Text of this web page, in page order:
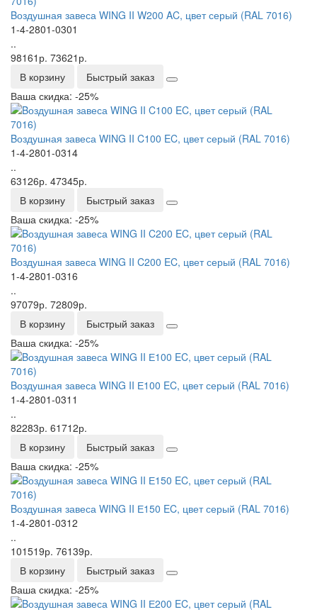
Bоздушная завеса WING II W200 AC, цвет серый (RAL 7016)
1-4-2801-0301
..
98161р. 73621р.
В корзину
Быстрый заказ
Ваша скидка: -25%
Bоздушная завеса WING II C100 EC, цвет серый (RAL 7016)
1-4-2801-0314
..
63126р. 47345р.
В корзину
Быстрый заказ
Ваша скидка: -25%
Bоздушная завеса WING II C200 EC, цвет серый (RAL 7016)
1-4-2801-0316
..
97079р. 72809р.
В корзину
Быстрый заказ
Ваша скидка: -25%
Bоздушная завеса WING II Е100 EC, цвет серый (RAL 7016)
1-4-2801-0311
..
82283р. 61712р.
В корзину
Быстрый заказ
Ваша скидка: -25%
Bоздушная завеса WING II Е150 EC, цвет серый (RAL 7016)
1-4-2801-0312
..
101519р. 76139р.
В корзину
Быстрый заказ
Ваша скидка: -25%